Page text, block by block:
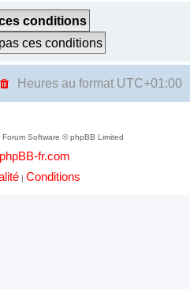
Heures au format UTC+01:00
Software © phpBB Limited
phpBB-fr.com
| Conditions